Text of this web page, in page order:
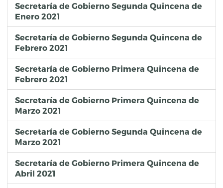
Secretaría de Gobierno Segunda Quincena de
Enero 2021
Secretaría de Gobierno Segunda Quincena de
Febrero 2021
Secretaría de Gobierno Primera Quincena de
Febrero 2021
Secretaría de Gobierno Primera Quincena de
Marzo 2021
Secretaría de Gobierno Segunda Quincena de
Marzo 2021
Secretaría de Gobierno Primera Quincena de
Abril 2021